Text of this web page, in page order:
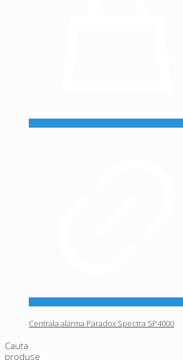
Centrala alarma Paradox Spectra SP4000
Cauta
produse